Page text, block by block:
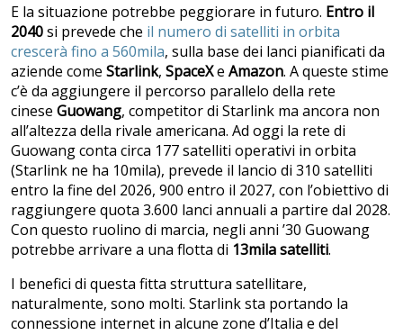
E la situazione potrebbe peggiorare in futuro. Entro il
2040si prevede che il numero di satelliti in orbita
crescerà fino a 560mila, sulla base dei lanci pianificati da
aziende come Starlink, SpaceXe Amazon. A queste stime
c’è da aggiungere il percorso parallelo della rete
cinese Guowang, competitor di Starlink ma ancora non
all’altezza della rivale americana. Ad oggi la rete di
Guowang conta circa 177 satelliti operativi in orbita
(Starlink ne ha 10mila), prevede il lancio di 310 satelliti
entro la fine del 2026, 900 entro il 2027, con l’obiettivo di
raggiungere quota 3.600 lanci annuali a partire dal 2028.
Con questo ruolino di marcia, negli anni ’30 Guowang
potrebbe arrivare a una flotta di 13mila satelliti.
I benefici di questa fitta struttura satellitare,
naturalmente, sono molti. Starlink sta portando la
connessione internet in alcune zone d’Italia e del